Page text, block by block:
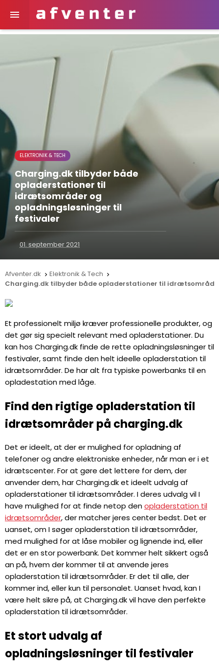

ELEKTRONIK & TECH
Charging.dk tilbyder både
opladerstationer til
idrætsområder og
opladningsløsninger til
festivaler
01. september 2021
Afventer.dk  Elektronik & Tech 
Charging.dk tilbyder både opladerstationer til
Et professionelt miljø kræver professionelle produkter, og
det gør sig specielt relevant med opladerstationer. Du
kan hos Charging.dk finde de rette opladningsløsninger til
festivaler, samt finde den helt ideelle opladerstation til
idrætsområder. De har alt fra typiske powerbanks til en
opladestation med låge.
Find den rigtige opladerstation til
idrætsområder på charging.dk
Det er ideelt, at der er mulighed for opladning af
telefoner og andre elektroniske enheder, når man er i et
idrætscenter. For at gøre det lettere for dem, der
anvender dem, har Charging.dk et ideelt udvalg af
opladerstationer til idrætsområder. I deres udvalg vil I
have mulighed for at finde netop denopladerstation til
idrætsområder, der matcher jeres center bedst. Det er
uanset, om I søger opladerstation til idrætsområder,
med mulighed for at låse mobiler og lignende ind, eller
det er en stor powerbank. Det kommer helt sikkert også
an på, hvem der kommer til at anvende jeres
opladerstation til idrætsområder. Er det til alle, der
kommer ind, eller kun til personalet. Uanset hvad, kan I
være helt sikre på, at Charging.dk vil have den perfekte
opladerstation til idrætsområder.
Et stort udvalg af
opladningsløsninger til festivaler